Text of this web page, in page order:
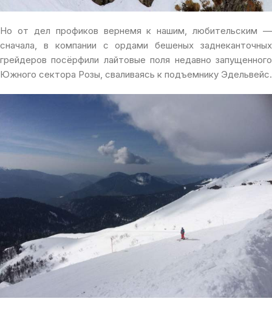
Но от дел профиков вернемя к нашим, любительским —
сначала, в компании с ордами бешеных заднеканточных
грейдеров посёрфили лайтовые поля недавно запущенного
Южного сектора Розы, сваливаясь к подъемнику Эдельвейс.